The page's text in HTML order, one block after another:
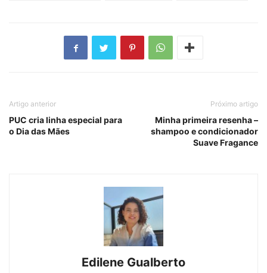
Artigo anterior
PUC cria linha especial para
o Dia das Mães
Próximo artigo
Minha primeira resenha –
shampoo e condicionador
Suave Fragance
Edilene Gualberto